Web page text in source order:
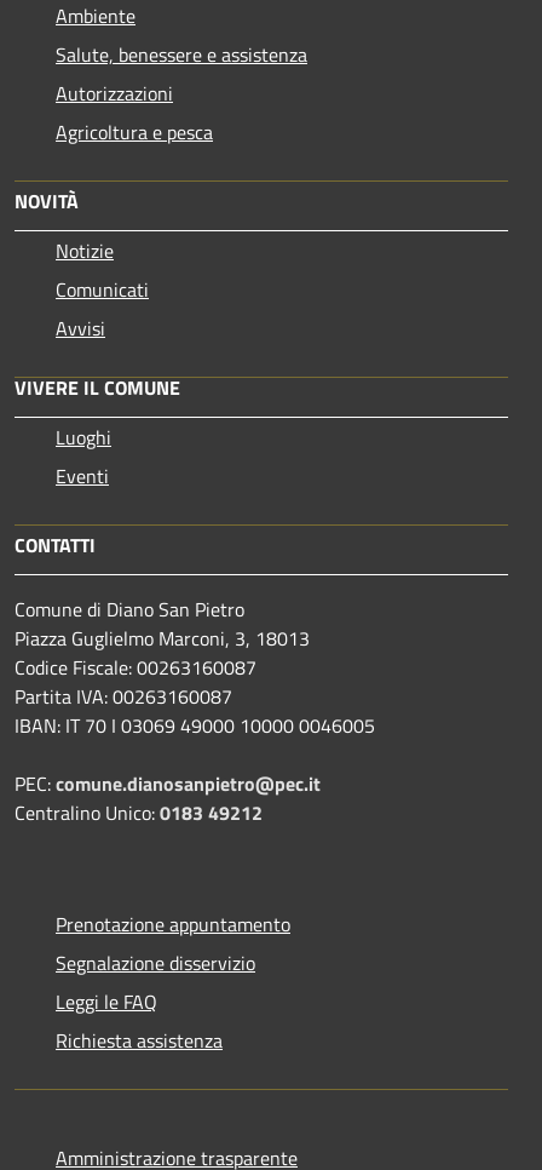
Ambiente
Salute, benessere e assistenza
Autorizzazioni
Agricoltura e pesca
NOVITÀ
Notizie
Comunicati
Avvisi
VIVERE IL COMUNE
Luoghi
Eventi
CONTATTI
Comune di Diano San Pietro
Piazza Guglielmo Marconi, 3, 18013
Codice Fiscale: 00263160087
Partita IVA: 00263160087
IBAN: IT 70 I 03069 49000 10000 0046005
PEC:comune.dianosanpietro@pec.it
Centralino Unico:0183 49212
Prenotazione appuntamento
Segnalazione disservizio
Leggi le FAQ
Richiesta assistenza
Amministrazione trasparente